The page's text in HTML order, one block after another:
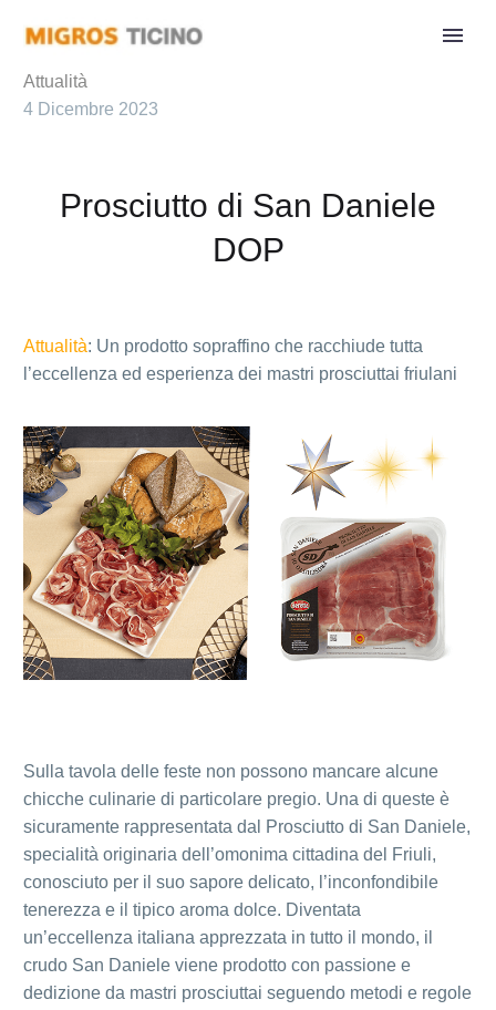
Attualità
4 Dicembre 2023
Prosciutto di San Daniele
DOP
Attualità: Un prodotto sopraffino che racchiude tutta
l’eccellenza ed esperienza dei mastri prosciuttai friulani
Sulla tavola delle feste non possono mancare alcune
chicche culinarie di particolare pregio. Una di queste è
sicuramente rappresentata dal Prosciutto di San Daniele,
specialità originaria dell’omonima cittadina del Friuli,
conosciuto per il suo sapore delicato, l’inconfondibile
tenerezza e il tipico aroma dolce. Diventata
un’eccellenza italiana apprezzata in tutto il mondo, il
crudo San Daniele viene prodotto con passione e
dedizione da mastri prosciuttai seguendo metodi e regole